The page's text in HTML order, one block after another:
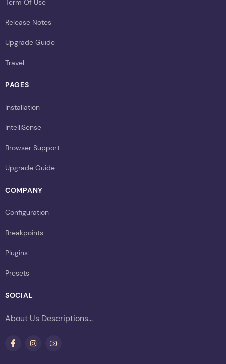
Release Notes
Upgrade Guide
Travel
PAGES
Installation
IntelliSense
Browser Support
Upgrade Guide
COMPANY
Configuration
Breakpoints
Plugins
Presets
SOCIAL
About Us Descriptions...